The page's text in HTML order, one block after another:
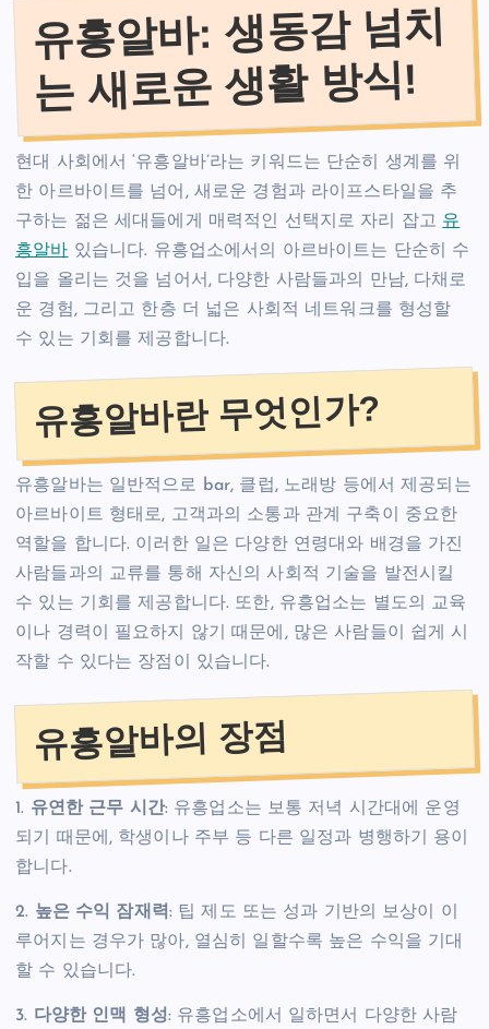
유흥알바: 생동감 넘치
는 새로운 생활 방식!
현대 사회에서 ‘유흥알바’라는 키워드는 단순히 생계를 위
한 아르바이트를 넘어, 새로운 경험과 라이프스타일을 추
구하는 젊은 세대들에게 매력적인 선택지로 자리 잡고 유
흥알바 있습니다. 유흥업소에서의 아르바이트는 단순히 수
입을 올리는 것을 넘어서, 다양한 사람들과의 만남, 다채로
운 경험, 그리고 한층 더 넓은 사회적 네트워크를 형성할
수 있는 기회를 제공합니다.
유흥알바란 무엇인가?
유흥알바는 일반적으로 bar, 클럽, 노래방 등에서 제공되는
아르바이트 형태로, 고객과의 소통과 관계 구축이 중요한
역할을 합니다. 이러한 일은 다양한 연령대와 배경을 가진
사람들과의 교류를 통해 자신의 사회적 기술을 발전시킬
수 있는 기회를 제공합니다. 또한, 유흥업소는 별도의 교육
이나 경력이 필요하지 않기 때문에, 많은 사람들이 쉽게 시
작할 수 있다는 장점이 있습니다.
유흥알바의 장점
1. 유연한 근무 시간: 유흥업소는 보통 저녁 시간대에 운영
되기 때문에, 학생이나 주부 등 다른 일정과 병행하기 용이
합니다.
2. 높은 수익 잠재력: 팁 제도 또는 성과 기반의 보상이 이
루어지는 경우가 많아, 열심히 일할수록 높은 수익을 기대
할 수 있습니다.
3. 다양한 인맥 형성: 유흥업소에서 일하면서 다양한 사람